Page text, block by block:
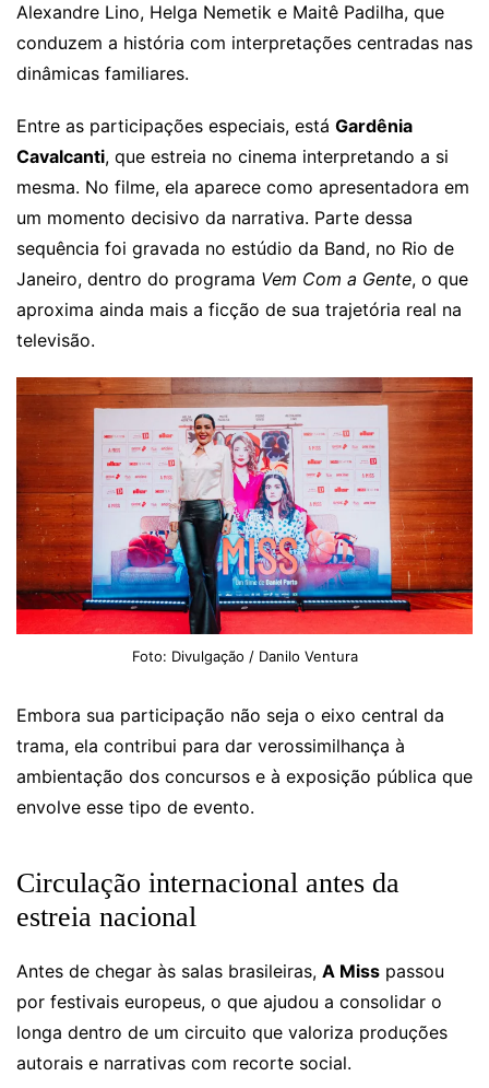
Alexandre Lino, Helga Nemetik e Maitê Padilha, que
conduzem a história com interpretações centradas nas
dinâmicas familiares.
Entre as participações especiais, está Gardênia
Cavalcanti, que estreia no cinema interpretando a si
mesma. No filme, ela aparece como apresentadora em
um momento decisivo da narrativa. Parte dessa
sequência foi gravada no estúdio da Band, no Rio de
Janeiro, dentro do programa Vem Com a Gente, o que
aproxima ainda mais a ficção de sua trajetória real na
televisão.
Foto: Divulgação / Danilo Ventura
Embora sua participação não seja o eixo central da
trama, ela contribui para dar verossimilhança à
ambientação dos concursos e à exposição pública que
envolve esse tipo de evento.
Circulação internacional antes da
estreia nacional
Antes de chegar às salas brasileiras, A Miss passou
por festivais europeus, o que ajudou a consolidar o
longa dentro de um circuito que valoriza produções
autorais e narrativas com recorte social.